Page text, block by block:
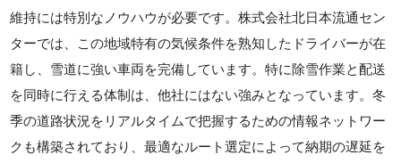
維持には特別なノウハウが必要です。株式会社北日本流通セン
ターでは、この地域特有の気候条件を熟知したドライバーが在
籍し、雪道に強い車両を完備しています。特に除雪作業と配送
を同時に行える体制は、他社にはない強みとなっています。冬
季の道路状況をリアルタイムで把握するための情報ネットワー
クも構築されており、最適なルート選定によって納期の遅延を